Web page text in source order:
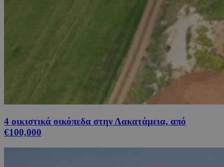
4 οικιστικά οικόπεδα στην Λακατάμεια, από
€100,000